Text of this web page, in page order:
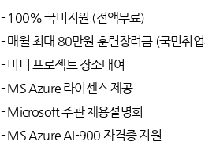
- 100% 국비지원 (전액무료)
- 매월 최대 80만원 훈련장려금 (국민취
- 미니 프로젝트 장소대여
- MS Azure 라이센스 제공
- Microsoft 주관 채용설명회
- MS Azure AI-900 자격증 지원